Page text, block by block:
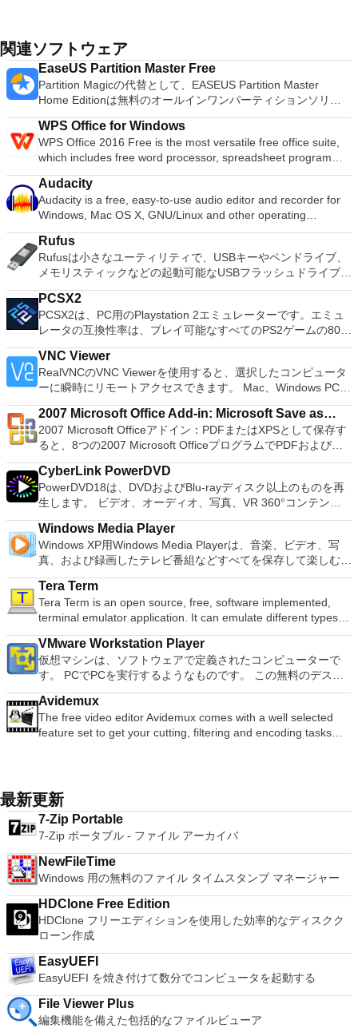
関連ソフトウェア
EaseUS Partition Master Free
Partition Magicの代替として、EASEUS Partition Master
Home Editionは無料のオールインワンパーティションソリュ
ーションおよびディスク管理ユーティリティです。パーティシ
ョンの拡張（特にシステムドライブ用）、ディスク領域の管
理、MBRおよびGUIDパーティションテーブル（GPT）ディス
クのディスク領域不足の問題の解決を可能にします。 パーテ
ィションのサイズ変更/移動システムドライブを拡張するディ
スクとパーティションをコピーパーティションをマージ分割パ
ーティション空き領域を再分配するダイナミックディスクの変
換パーティションを回復する
WPS Office for Windows
WPS Office 2016 Free is the most versatile free office suite,
which includes free word processor, spreadsheet program
and presentation maker. With these three programs you will
easily be able to deal with any office related tasks. WPS
Office 2016 Free has multiple language support for English,
French, German, Spanish, Portuguese,Russian and Polish
languages. To switch between languages requires only a
single click! Despite being a free suite, WPS Office comes
with many innovative features, such as the paragraph
adjustment tool and multiple tabbed feature. It also has a PDF
converter, spell check and word count feature. WPS Office
2016 Personal Edition supports switching language UI,File
Roaming and Docer online templates. Key features include:
Writer Efficient word processor. Presentation Multimedia
presentations creator. Spreadsheets Powerful tool for data
processing and analysis. 100% compatible with MS Office
document file types (.docx, .pptx, .xlsx, etc.). Thousands of
support (iOS and Android). WPS Cloud Storage included.
Although it is a free suite, WPS Office 2016 Free comes with
many innovative features, including a useful a paragraph
adjustment tool int he Writer program. It has an Office to PDF
converter, automatic spell checking and word count features.
It also has some neat tools such as the Watermark in
document, and converting PowerPoint to Word document
support. Overall, WPS Office 2016 Free is a good alternative
to Microsoft's offering. The Writer program is a versatile word
processor; the Presentation program is an easy to use and
effective slide show maker that helps you to create impressive
multimedia presentations; and the Spreadsheets program is
both a flexible and a powerful spreadsheet application.
Audacity
Audacity is a free, easy-to-use audio editor and recorder for
Windows, Mac OS X, GNU/Linux and other operating
systems. You can use Audacity to: Record live audio. Convert
tapes and records into digital recordings or CDs. Edit Ogg
Vorbis, MP3, WAV or AIFF sound files. Cut, copy, splice or mix
sounds together. Change the speed or pitch of a recording.
Add new effects with LADSPA plug-ins. And more!
Rufus
Rufusは小さなユーティリティで、USBキーやペンドライブ、
メモリスティックなどの起動可能なUSBフラッシュドライブを
フォーマットおよび作成できます。 Rufusは、次のシナリオで
役立ちます。 Windows、Linux、およびUEFI用の起動可能な
ISOからUSBインストールメディアを作成する必要がある場
合。 OSがインストールされていないシステムで作業する必要
がある場合。 BIOSまたはその他のファームウェアをDOSから
フラッシュする必要がある場合。 低レベルのユーティリティ
を実行する必要がある場合。 Rufusは次の* ISOで動作しま
す：Arch Linux、Archbang、BartPE / pebuilder、CentOS、
Damn Small Linux、Fedora、FreeDOS、Gentoo、
gNewSense、Hiren&#39;s Boot CD、LiveXP、Knoppix、
Kubuntu、Linux Mint、NT Password Registry Editor、
OpenSUSE、Parted Magic、Slackware、Tails、Trinity
Rescue Kit、Ubuntu、Ultimate Boot CD、Windows XP（SP2
以降）、Windows Server 2003 R2、Windows Vista、
Windows 7、Windows 8。 *このリストは完全ではありませ
ア語、マレーシア語、セシュティナ、ダンスク、ドイツ語、英
語、スペイン語、フランス語、フルバツキー、イタリア語、ラ
トヴィエシュ、リエトゥビウ、マジャール、オランダ、ノルス
ク、ポルスキ、ポルトガル、ポルトガル、スロヴェンスキー、
スロベンツキー、スロヴェンスキーSrpski、Suomi、
Svenska、Türkçe。
PCSX2
PCSX2は、PC用のPlaystation 2エミュレーターです。エミュ
レータの互換性率は、プレイ可能なすべてのPS2ゲームの80％
以上を誇っています。かなり強力なコンピューターを所有して
いる場合、PCSX2は優れたエミュレーターです。また、この
アプリケーションはローエンドコンピューターのサポートも提
供するため、Playstation 2コンソールのすべての所有者は、
PCで動作するゲームを見ることができます。 PCSX2エミュレ
ーターを使用すると、PS2コントローラーを使用して、本物の
プレイステーション体験をシミュレートできます。このアプリ
ケーションでは、ディスクからゲームを直接実行することも、
ハードドライブからISOイメージとして実行することもできま
す。 主な機能は次のとおりです。 Savestates：ボタンを1つ
押すだけで、ゲームの現在の「状態」を保存できます。 無制
限のメモリーカード：好きなだけメモリーカードを保存でき、
8MBから64MBまでの単一の物理カードに制限されなくなりま
した。 高解像度グラフィックス：PCSX2を使用すると、
1080pまたは4K HDでゲームをプレイできます。 全体とし
ゲームを高い精度でエミュレートでき、Windowsとエミュレ
ーターを切り替えることができます。欠点は、高速ゲームに苦
労し、時々フリーズまたはクラッシュすることです。* PCSX2
を使用するには、コンソールから抽出できるPlaystation 2
BIOSが必要です。
VNC Viewer
RealVNCのVNC Viewerを使用すると、選択したコンピュータ
ーに瞬時にリモートアクセスできます。 Mac、Windows PC、
またはLinuxマシン、世界中のどこからでも。 VNC Viewerを
使用すると、コンピューターのデスクトップを表示したり、コ
ンピューターの前に直接座っているかのようにマウスとキーボ
ードを制御したりできます。 VNC Viewerは、インストールと
使用が簡単です。制御したいデバイスでインストーラーを実行
し、指示に従ってください。オプションで、Windowsでのリ
モート展開に使用可能なMSIがあります。デスクトッププラッ
トフォームにVNC Viewerをインストールする権限がない場合
は、スタンドアロンオプションを選択する必要があります。
主な機能は次のとおりです。 クラウドサービスを介してVNC
Connectを実行しているコンピューターに接続します。 Apple
Screen Sharing（ARD）などのサードパーティ製のVNC互換
ソフトウェアを実行しているコンピューターに直接接続しま
す。 各デバイスでVNC Viewerにサインインして、すべてのデ
バイス間の接続をバックアップおよび同期します。 仮想キー
の高度なキーが含まれています。 Bluetoothキーボードのサポ
ート。 VNC Connectサブスクリプションには、無料、有料、
試用の3つのバージョンがあります。 制御する必要のあるマシ
ンごとに、RealVNCのWebサイトにアクセスして、各コンピ
ューターにVNC Connectをダウンロードするだけです。次
に、RealVNCアカウントの資格情報を使用して、ローカルマ
シンでVNC Viewerにサインインします。そこから、コンピュ
ューターへのログインに使用するのと同じユーザー名とパスワ
ードを入力するだけです。 WIN 7,8,8.1,10をサポートしま
す。 VNC ViewerのMacバージョンをお探しですか？ここから
ダウンロード
2007 Microsoft Office Add-in: Microsoft Save as
PDF or XPS
2007 Microsoft Officeアドイン：PDFまたはXPSとして保存す
ると、8つの2007 Microsoft OfficeプログラムでPDFおよび
XPS形式にエクスポートして保存できます。このツールを使用
すると、これらのプログラムのサブセットでPDF形式および
XPS形式の電子メール添付ファイルとして送信することもでき
ます（特定の機能はプログラムによって異なります）。 この
ダウンロードは、次のOfficeプログラムで動作します。
Microsoft Office Access 2007。 Microsoft Office Excel 2007。
Microsoft Office InfoPath 2007。 Microsoft Office OneNote
2007。 Microsoft Office PowerPoint 2007。 Microsoft Office
Publisher 2007。 Microsoft Office Visio 2007。 Microsoft
Office Word 2007。 2007 Microsoft Officeプログラムのこの
Microsoft Save as PDFまたはXPSアドインは、2007 Microsoft
Office systemソフトウェアの補足条項であり、2007 Microsoft
Office systemソフトウェアのライセンス条項の対象となりま
す。 システム要件：サポートされているオペレーティングシ
ステム。 Windows Server 2003、Windows Vista、Windows
CyberLink PowerDVD
PowerDVD18は、DVDおよびBlu-rayディスク以上のものを再
生します。 ビデオ、オーディオ、写真、VR 360°コンテン
ツ、さらにはYouTubeやVimeoにとっても、PowerDVD18は重
要なエンターテイメントの仲間です。 Ultra HD HDR TVとサ
ラウンドサウンドシステムの可能性を解き放ち、360°ビデオ
の増え続けるコレクションへのアクセスで仮想世界に没頭する
か、PCまたはラップトップでの比類のない再生サポートと独
自の強化により、どこにいても簡単にリラックスできます。
新機能は次のとおりです。 4K DHR向けに最適化 Ultra HD
Blu-ray、4K、HEVC / H.265およびHDR10コンテンツをサポー
ト全画面モードで21：9モニターで2.35：1の映画を見る常時
オンのミニビューでYouTubeライブを見る YouTubeおよび
Vimeoで4K HDRおよび360ビデオを再生 VRエクスペリエンス
の向上：Microsoft Mixed Realityヘッドセット、HTC、VIVE、
およびOculus Riftをサポート Fire TVとキャストのサポート
注：これは商用トライアルです。
Windows Media Player
Windows XP用Windows Media Playerは、音楽、ビデオ、写
真、および録画したテレビ番組などすべてを保存して楽しむ最
適な機能を搭載しています。 再生、表示、外出先で楽しむた
めのポータブル デバイスとの同期、さらには家中のデバイス
との共有も、すべて1か所で行えます。 シンプルなデザイン -
まったく新しい外観でデジタル エンターテイメントを楽しめ
ます。 大好きな音楽をより多く - デジタル音楽体験がさらに
楽しくなります。 エンターテイメントをすべて1つの場所に -
音楽、ビデオ、写真、録画したテレビ番組をすべて保存して楽
しめます。 どこでも楽しめる - どこにいても音楽、ビデオ、
写真にアクセスできます。
Tera Term
Tera Term is an open source, free, software implemented,
terminal emulator application. It can emulate different types of
computer terminals, from DEC VT100 to DEC VT382, and it
supports telnet, SSH 1 & 2 and serial port connections. It also
has a built-in macro scripting language and some other useful
plugins. Key features include: Automatically creates logs with
unique log names. Supports SSH, standard telnet and serial
ports. Supports dec/digital/vt terminal standards. Tera Term is
a useful application, which allows the connection to any
remote Telnet or SSH hosts. It sports a clean and crisp layout
which is easy to master and supports remote Telnet or SSH
host connections then Tera Term is a good choice.
VMware Workstation Player
仮想マシンは、ソフトウェアで定義されたコンピューターで
す。 PCでPCを実行するようなものです。 この無料のデスク
トップ仮想化ソフトウェアアプリケーションにより、VMware
Workstation、VMware Fusion、VMware Server、または
VMware ESXで作成された仮想マシンを簡単に操作できます。
主な機能は次のとおりです。 1台のPCで複数のオペレーティ
32ビットと64ビットの両方の仮想マシンを実行します。 2-
way Virtual SMPを活用します。 サードパーティの仮想マシン
とイメージを使用します。 ホストコンピューターと仮想マシ
ン間でデータを共有します。 幅広いホストおよびゲストオペ
レーティングシステムのサポート。 USB 2.0デバイスのサポー
ト。 起動時にアプライアンス情報を取得します。 直感的なホ
ームページインターフェイスを介して仮想マシンに簡単にアク
セスできます。 VMware Playerは、Microsoft Virtual Server仮
想マシンまたはMicrosoft Virtual PC仮想マシンもサポートして
います。
Avidemux
The free video editor Avidemux comes with a well selected
feature set to get your cutting, filtering and encoding tasks
projects and putting them into the job queue. Features: Non-
linear video editing Apply filters and effects Transcode into
various formats Insert or extract audio streams Subtitle
processor Project system Powerful scripting capabilities
Graphical or command line interfaces Video encoders:
MPEG-4 AVC, XviD, MPEG-4 ASP, MPEG-2 Video, MPEG-1
Video, DV, ... Audio encoders: AC-3, AAC, MP3, MP2, Vorbis,
PCM, ... Container: AVI, MPEG-PS/TS, MP4, MKV, FLV, OGM,
...
最新更新
7-Zip Portable
7-Zip ポータブル - ファイル アーカイバ
NewFileTime
Windows 用の無料のファイル タイムスタンプ マネージャー
HDClone Free Edition
HDClone フリーエディションを使用した効率的なディスクク
ローン作成
EasyUEFI
EasyUEFI を焼き付けて数分でコンピュータを起動する
File Viewer Plus
編集機能を備えた包括的なファイルビューア